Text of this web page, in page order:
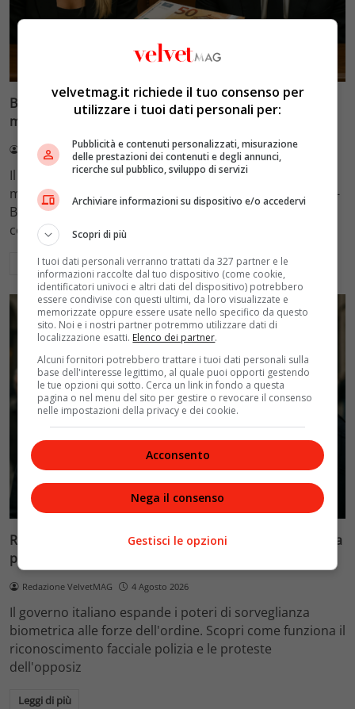
Blasi vs Totti: il giudice riduce l’assegno di
mantenimento a 10.900 euro
Redazione VelvetMAG 4 Agosto 2026
Il Tribunale di Roma ha fissato l'assegno di
mantenimento figli a 10.900 euro mensili nel caso Totti-
Blasi, respingendo la richiesta di 20mila euro della
conduttrice.
Leggi di più
Politica
Riconoscimento facciale, il governo accelera i poteri alla
polizia: proteste dell’opposizione
Redazione VelvetMAG 4 Agosto 2026
Il governo italiano espande i poteri di sorveglianza
biometrica alle forze dell'ordine. Scopri come funziona il
riconoscimento facciale polizia e le proteste
dell'opposiz
Leggi di più
velvetmag.it richiede il tuo consenso per
utilizzare i tuoi dati personali per:
Pubblicità e contenuti personalizzati, misurazione
delle prestazioni dei contenuti e degli annunci,
ricerche sul pubblico, sviluppo di servizi
Archiviare informazioni su dispositivo e/o accedervi
Scopri di più
I tuoi dati personali verranno trattati da 327 partner e le
informazioni raccolte dal tuo dispositivo (come cookie,
identificatori univoci e altri dati del dispositivo) potrebbero
essere condivise con questi ultimi, da loro visualizzate e
memorizzate oppure essere usate nello specifico da questo
sito. Noi e i nostri partner potremmo utilizzare dati di
localizzazione esatti. Elenco dei partner.
Alcuni fornitori potrebbero trattare i tuoi dati personali sulla
base dell'interesse legittimo, al quale puoi opporti gestendo
le tue opzioni qui sotto. Cerca un link in fondo a questa
pagina o nel menu del sito per gestire o revocare il consenso
nelle impostazioni della privacy e dei cookie.
Acconsento
Nega il consenso
Gestisci le opzioni